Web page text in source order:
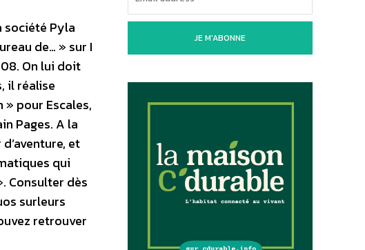
société Pyla
de… » sur I
On lui doit
il réalise
pour Escales,
Pages. A la
et
qui
Consulter dès
surleurs
retrouver
JE M'ABONNE